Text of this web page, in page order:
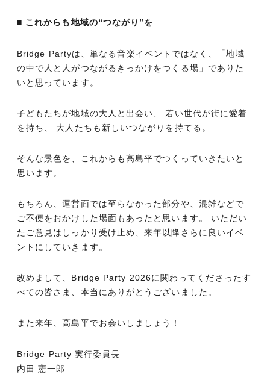
■ これからも地域の“つながり”を
Bridge Partyは、単なる音楽イベントではなく、「地域
の中で人と人がつながるきっかけをつくる場」でありた
いと思っています。
子どもたちが地域の大人と出会い、 若い世代が街に愛着
を持ち、 大人たちも新しいつながりを持てる。
そんな景色を、これからも高島平でつくっていきたいと
思います。
もちろん、運営面では至らなかった部分や、混雑などで
ご不便をおかけした場面もあったと思います。 いただい
たご意見はしっかり受け止め、来年以降さらに良いイベ
ントにしていきます。
改めまして、Bridge Party 2026に関わってくださったす
べての皆さま、本当にありがとうございました。
また来年、高島平でお会いしましょう！
Bridge Party 実行委員長
内田 憲一郎